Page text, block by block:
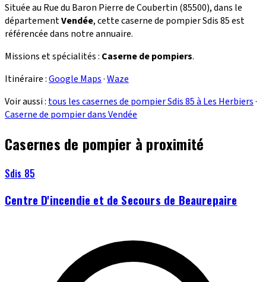
Située au Rue du Baron Pierre de Coubertin (85500), dans le
départementVendée, cette caserne de pompier Sdis 85 est
référencée dans notre annuaire.
Missions et spécialités : Caserne de pompiers.
Itinéraire :Google Maps·Waze
Voir aussi : tous les casernes de pompier Sdis 85 à Les Herbiers·
Caserne de pompier dans Vendée
Casernes de pompier à proximité
Sdis 85
Centre D'incendie et de Secours de Beaurepaire